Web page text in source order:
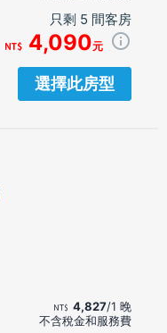
只剩 5 間客房
4,090元
選擇此房型
4,827/1 晚
不含稅金和服務費